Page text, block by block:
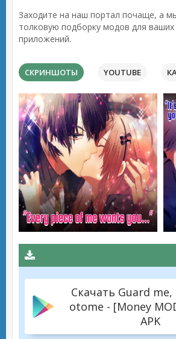
Заходите на наш портал почаще, а
толковую подборку модов для ваших
приложений.
СКРИНШОТЫ YOUTUBE
Скачать Guard me,
otome - [Money
APK